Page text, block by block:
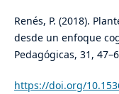
Renés, P. (2018).
desde un enfoque
Pedagógicas, 31,
https://doi.org/